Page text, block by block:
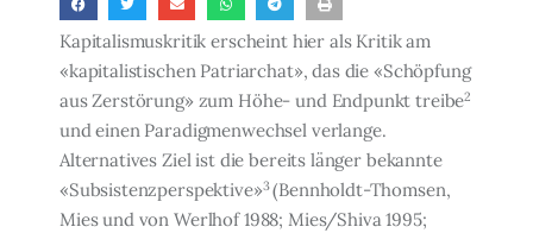
ÜBER EMANZIPATION
Kapitalismuskritik erscheint hier als Kritik am
«kapitalistischen Patriarchat», das die «Schöpfung
aus Zerstörung» zum Höhe- und Endpunkt treibe2
und einen Paradigmen­wechsel verlange.
Alternatives Ziel ist die bereits länger bekannte
«Subsistenzperspekti­ve»3(Bennholdt-Thomsen,
Mies und von Werlhof 1988; Mies/Shiva 1995;